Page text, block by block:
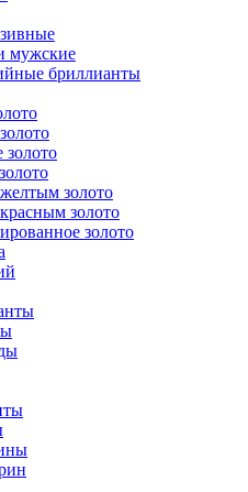
мужские
бриллианты
золото
золото
золото
золото